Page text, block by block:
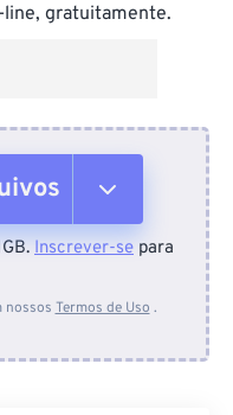
line, gratuitamente.
Inscrever-se para
nossos Termos de Uso .